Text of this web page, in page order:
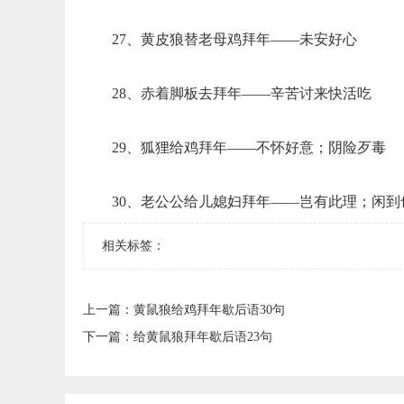
27、黄皮狼替老母鸡拜年——未安好心
28、赤着脚板去拜年——辛苦讨来快活吃
29、狐狸给鸡拜年——不怀好意；阴险歹毒
30、老公公给儿媳妇拜年——岂有此理；闲到
相关标签：
上一篇： ​黄鼠狼给鸡拜年歇后语30句
下一篇： ​给黄鼠狼拜年歇后语23句